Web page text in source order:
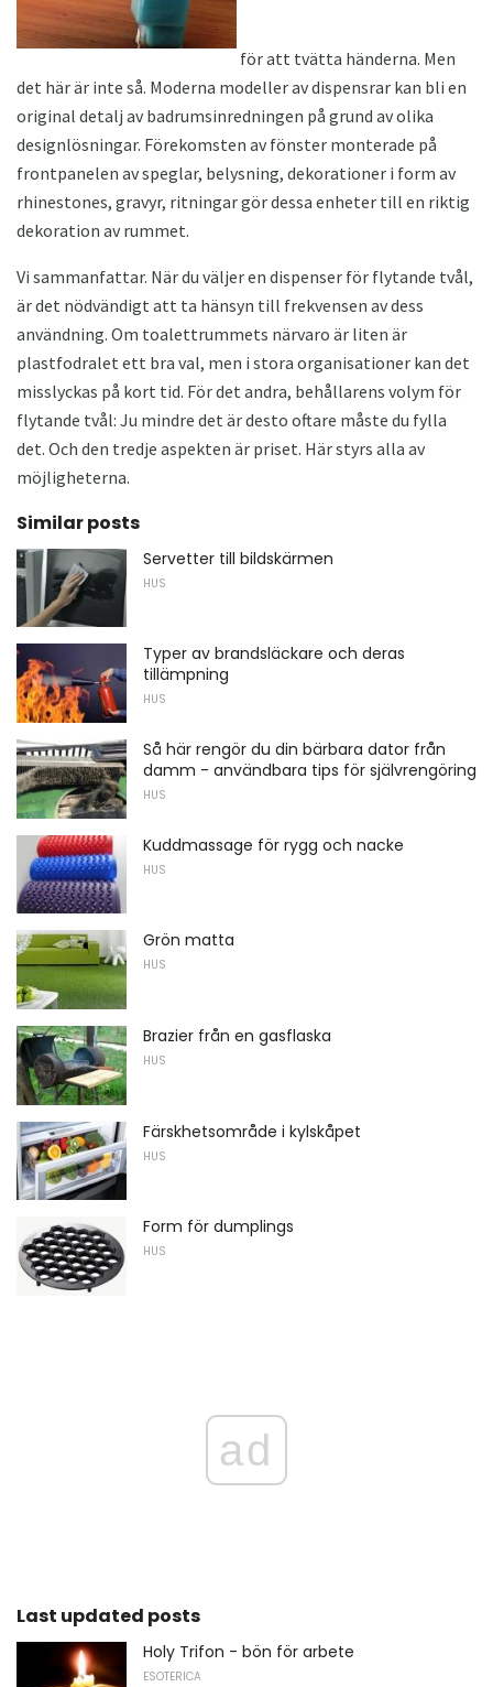
för att tvätta händerna. Men
det här är inte så. Moderna modeller av dispensrar kan bli en
original detalj av badrumsinredningen på grund av olika
designlösningar. Förekomsten av fönster monterade på
frontpanelen av speglar, belysning, dekorationer i form av
rhinestones, gravyr, ritningar gör dessa enheter till en riktig
dekoration av rummet.
Vi sammanfattar. När du väljer en dispenser för flytande tvål,
är det nödvändigt att ta hänsyn till frekvensen av dess
användning. Om toalettrummets närvaro är liten är
plastfodralet ett bra val, men i stora organisationer kan det
misslyckas på kort tid. För det andra, behållarens volym för
flytande tvål: Ju mindre det är desto oftare måste du fylla
det. Och den tredje aspekten är priset. Här styrs alla av
möjligheterna.
Similar posts
Servetter till bildskärmen
HUS
Typer av brandsläckare och deras
tillämpning
HUS
Så här rengör du din bärbara dator från
damm - användbara tips för självrengöring
HUS
Kuddmassage för rygg och nacke
HUS
Grön matta
HUS
Brazier från en gasflaska
HUS
Färskhetsområde i kylskåpet
HUS
Form för dumplings
HUS
ad
Last updated posts
Holy Trifon - bön för arbete
ESOTERICA